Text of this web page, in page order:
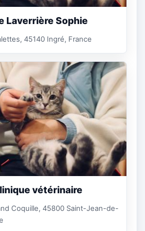
Laverrière Sophie
45140 Ingré, France
vétérinaire
Coquille, 45800 Saint-Jean-de-